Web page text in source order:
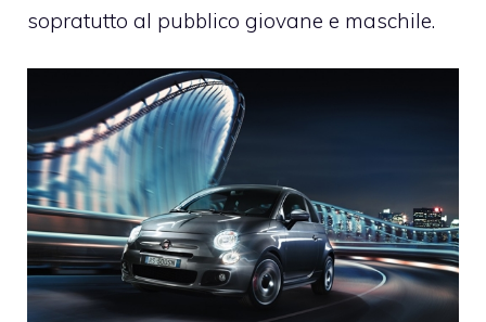
sopratutto al pubblico giovane e maschile.